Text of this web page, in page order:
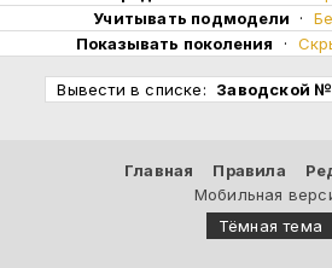
Учитывать подмодели ·
Показывать поколения
·
Вывести в списке: Заводской №
Главная Правила
Мобильная
Тёмная тема